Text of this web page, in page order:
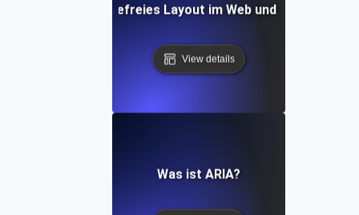
Was ist ein barrierefreies Layout im Web und auf
View details
Was ist ARIA?